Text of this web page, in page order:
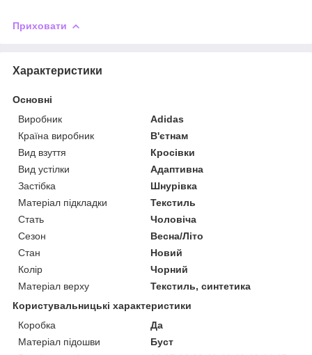
Приховати
Характеристики
Основні
Виробник
Adidas
Країна виробник
В'єтнам
Вид взуття
Кросівки
Вид устілки
Адаптивна
Застібка
Шнурівка
Матеріал підкладки
Текстиль
Стать
Чоловіча
Сезон
Весна/Літо
Стан
Новий
Колір
Чорний
Матеріал верху
Текстиль, синтетика
Користувальницькі характеристики
Коробка
Да
Матеріал підошви
Буст